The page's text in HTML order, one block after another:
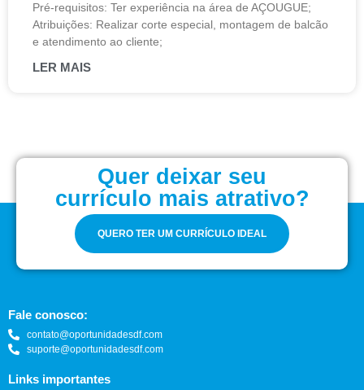
Pré-requisitos: Ter experiência na área de AÇOUGUE;
Atribuições: Realizar corte especial, montagem de balcão
e atendimento ao cliente;
LER MAIS
Quer deixar seu
currículo mais atrativo?
QUERO TER UM CURRÍCULO IDEAL
Fale conosco:
contato@oportunidadesdf.com
suporte@oportunidadesdf.com
Links importantes